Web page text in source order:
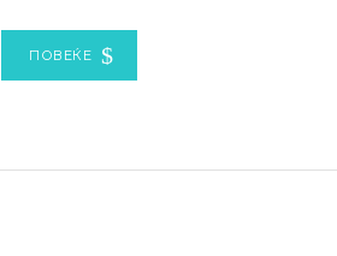
ПОВЕЌЕ